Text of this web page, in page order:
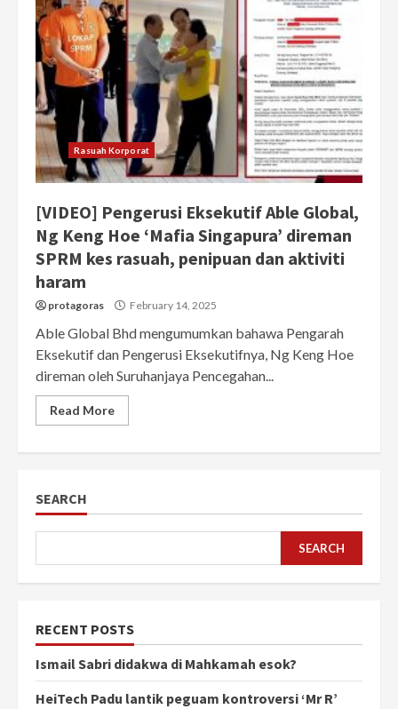
Rasuah Korporat
[VIDEO] Pengerusi Eksekutif Able Global,
Ng Keng Hoe ‘Mafia Singapura’ direman
SPRM kes rasuah, penipuan dan aktiviti
haram
protagoras February 14, 2025
Able Global Bhd mengumumkan bahawa Pengarah
Eksekutif dan Pengerusi Eksekutifnya, Ng Keng Hoe
direman oleh Suruhanjaya Pencegahan...
Read More
SEARCH
SEARCH
RECENT POSTS
Ismail Sabri didakwa di Mahkamah esok?
HeiTech Padu lantik peguam kontroversi ‘Mr R’